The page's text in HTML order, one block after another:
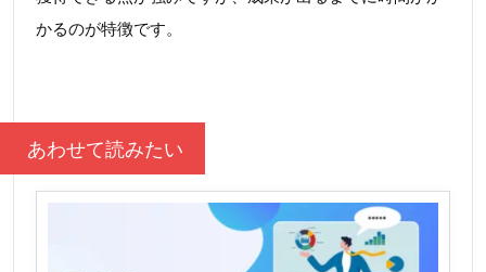
かるのが特徴です。
あわせて読みたい